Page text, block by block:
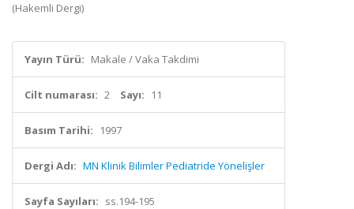
(Hakemli Dergi)
Yayın Türü: Makale / Vaka Takdimi
Cilt numarası: 2 Sayı: 11
Basım Tarihi: 1997
Dergi Adı: MN Klinik Bilimler Pediatride Yönelişler
Sayfa Sayıları: ss.194-195